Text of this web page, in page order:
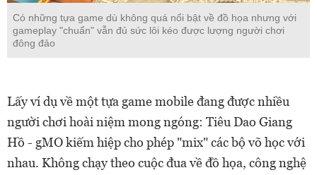
Có những tựa game dù không quá nổi bật về đồ họa nhưng với
gameplay "chuẩn" vẫn đủ sức lôi kéo được lượng người chơi
đông đảo
Lấy ví dụ về một tựa game mobile đang được nhiều
người chơi hoài niệm mong ngóng: Tiêu Dao Giang
Hồ - gMO kiếm hiệp cho phép "mix" các bộ võ học với
nhau. Không chạy theo cuộc đua về đồ họa, công nghệ